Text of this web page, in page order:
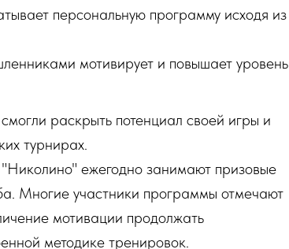
персональную программу исходя из
мотивирует и повышает уровень
раскрыть потенциал своей игры и
турнирах.
ежегодно занимают призовые
Многие участники программы отмечают
мотивации продолжать
методике тренировок.